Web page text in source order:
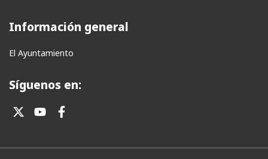
Información general
El Ayuntamiento
Síguenos en: